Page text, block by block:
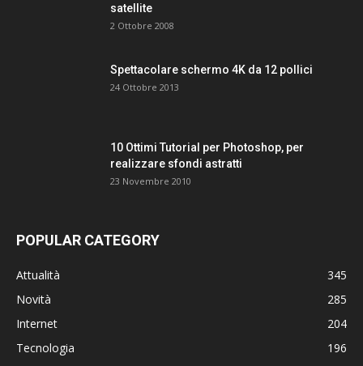
satellite
2 Ottobre 2008
Spettacolare schermo 4K da 12 pollici
24 Ottobre 2013
10 Ottimi Tutorial per Photoshop, per
realizzare sfondi astratti
23 Novembre 2010
POPULAR CATEGORY
Attualità
345
Novità
285
Internet
204
Tecnologia
196